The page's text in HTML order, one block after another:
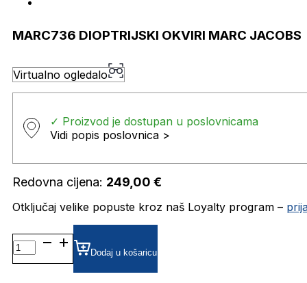
MARC736 DIOPTRIJSKI OKVIRI MARC JACOBS
Virtualno ogledalo
✓ Proizvod je dostupan u poslovnicama
Vidi popis poslovnica >
Redovna cijena: 249,00 €
Otključaj velike popuste kroz naš Loyalty program –
MARC736 DIOPTRIJSKI
OKVIRI
MARC
Dodaj u košaricu